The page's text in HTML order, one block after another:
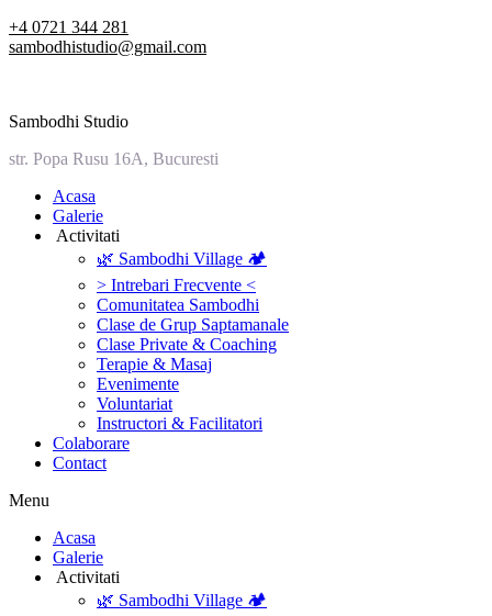
Skip
to
+4 0721 344 281
sambodhistudio@gmail.com
Sambodhi Studio
str. Popa Rusu 16A, Bucuresti
‎Acasa
Galerie
‎ ‎Activitati‎
🌿 Sambodhi Village 🏕️
> Intrebari Frecvente <
Comunitatea Sambodhi
Clase de Grup Saptamanale
Clase Private & Coaching
Terapie & Masaj
‎Evenimente
Voluntariat
‏‏‎Instructori & Facilitatori
Colaborare
Contact
Menu
‎Acasa
Galerie
‎ ‎Activitati‎
🌿 Sambodhi Village 🏕️